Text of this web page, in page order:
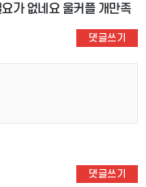
가 없네요 울커플 개만족
댓글쓰기
댓글쓰기